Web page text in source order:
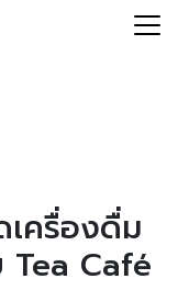
เครื่องดื่ม
Tea Café